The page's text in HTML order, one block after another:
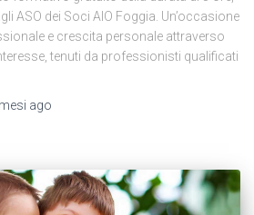
ASO dei Soci AIO Foggia. Un’occasione
e crescita personale attraverso
tenuti da professionisti qualificati
ago